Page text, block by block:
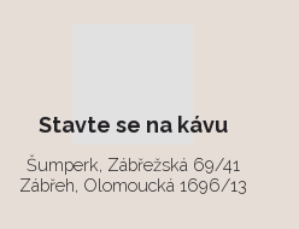
Stavte se na kávu
Šumperk, Zábřežská 69/41
Zábřeh, Olomoucká 1696/13